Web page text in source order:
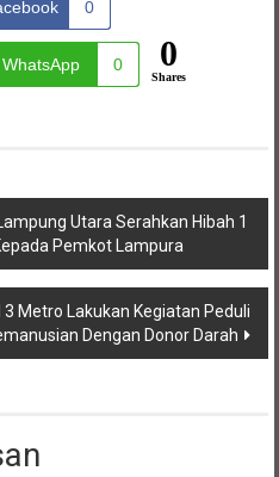
0
WhatsApp 0 0
Shares
Utara Serahkan Hibah 1
Pemkot Lampura
3 Metro Lakukan Kegiatan Peduli
Dengan Donor Darah